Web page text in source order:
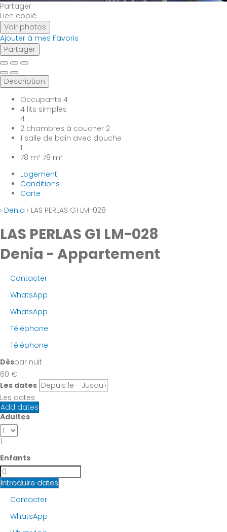
Partager
Lien copié
Voir photos
Ajouter à mes Favoris
Partager
Description
Occupants 4
4 lits simples
4
2 chambres à coucher 2
1 salle de bain avec douche
1
78 m² 78 m²
Logement
Conditions
Carte
› Denia › LAS PERLAS G1 LM-028
LAS PERLAS G1 LM-028
Denia - Appartement
Contacter
WhatsApp
WhatsApp
Téléphone
Téléphone
Dèspar nuit
60 €
Les dates
Les dates
Add dates
Adultes
1
Enfants
Introduire dates
Contacter
WhatsApp